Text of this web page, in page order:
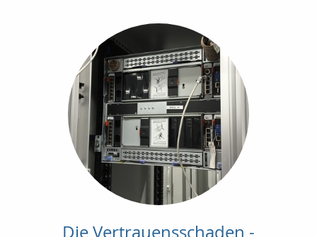
Die Vertrauensschaden -